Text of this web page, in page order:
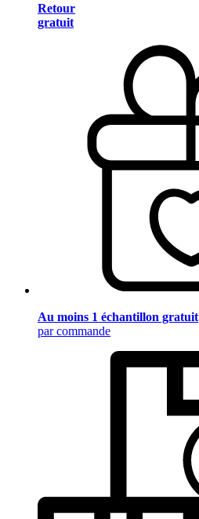
Retour
gratuit
Au moins 1 échantillon gratuit
par commande